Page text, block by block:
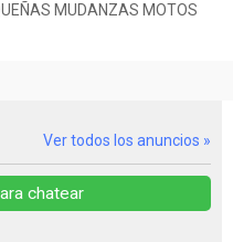
MUDANZAS MOTOS
Ver todos los anuncios »
chatear